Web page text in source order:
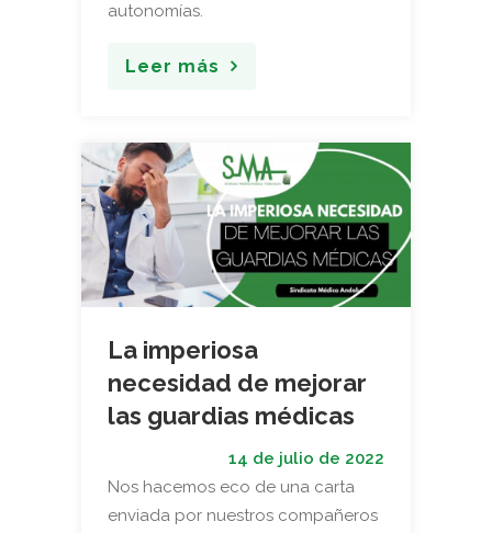
autonomías.
Leer más
La imperiosa
necesidad de mejorar
las guardias médicas
14 de julio de 2022
Nos hacemos eco de una carta
enviada por nuestros compañeros